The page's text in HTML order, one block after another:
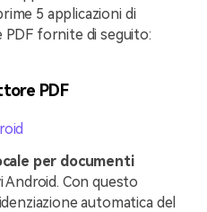
5 applicazioni di
fornite di seguito:
PDF
per documenti
Android. Con questo
automatica del